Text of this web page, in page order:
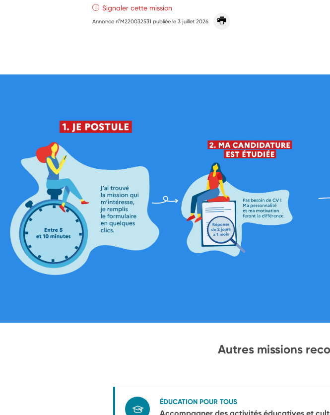
Signaler cette mission
Annonce n°M220032531 publiée le3 juillet 2026
Autres missions
ÉDUCATION POUR TOUS
Accompagner des activités éducatives et